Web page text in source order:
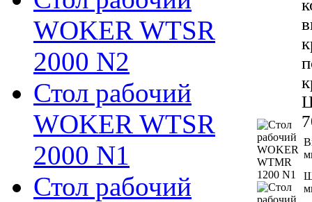
WOKER WTSR
2000 N2
Стол рабочий
WOKER WTSR
2000 N1
Стол рабочий